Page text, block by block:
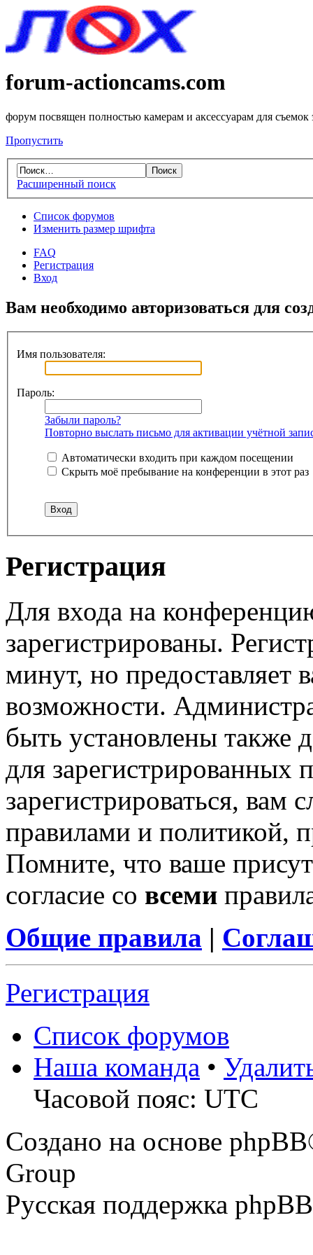
forum-actioncams.com
форум посвящен полностью камерам и аксессуарам для съемок
Пропустить
Расширенный поиск
Список форумов
Изменить размер шрифта
FAQ
Регистрация
Вход
Вам необходимо авторизоваться для
Имя пользователя:
Пароль:
Забыли пароль?
Повторно выслать письмо для активации учётной
Автоматически входить при каждом посещении
Скрыть моё пребывание на конференции в этот раз
Регистрация
Для входа на
зарегистрированы.
минут, но предоставляет
возможности.
быть установлены также
для зарегистрированных
зарегистрироваться, вам
правилами и политикой,
Помните, что ваше
согласие со всеми
Общие правила |
Регистрация
Список форумов
Наша команда •
Часовой пояс: UTC
Создано на основе
Group
Русская поддержка phpBB